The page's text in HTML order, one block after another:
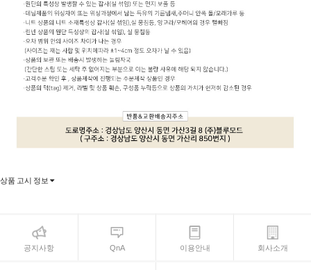
상품 고시 정보
공지사항 QnA 이용안내 회사소개